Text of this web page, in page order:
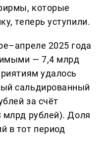
которые
теперь уступили.
2025 года
— 7,4 млрд
удалось
сальдированный
за счёт
млрд рублей). Доля
в тот период